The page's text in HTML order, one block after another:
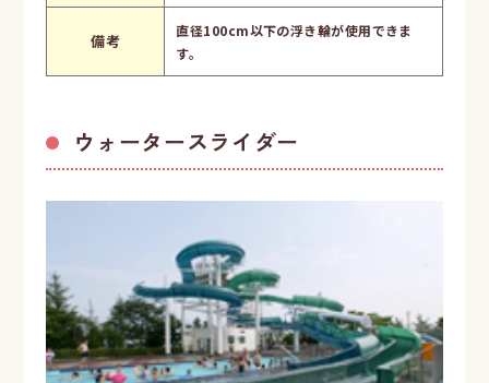
備考
直径100cm以下の浮き輪が使用できま
す。
ウォータースライダー